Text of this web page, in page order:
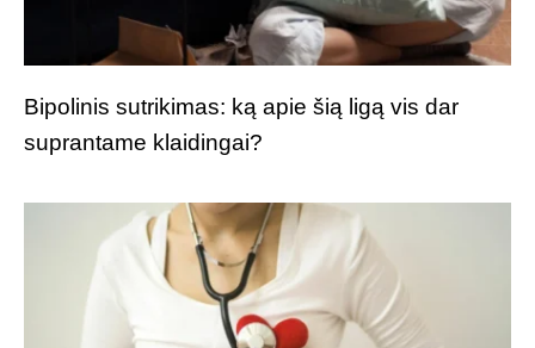
Bipolinis sutrikimas: ką apie šią ligą vis dar
suprantame klaidingai?